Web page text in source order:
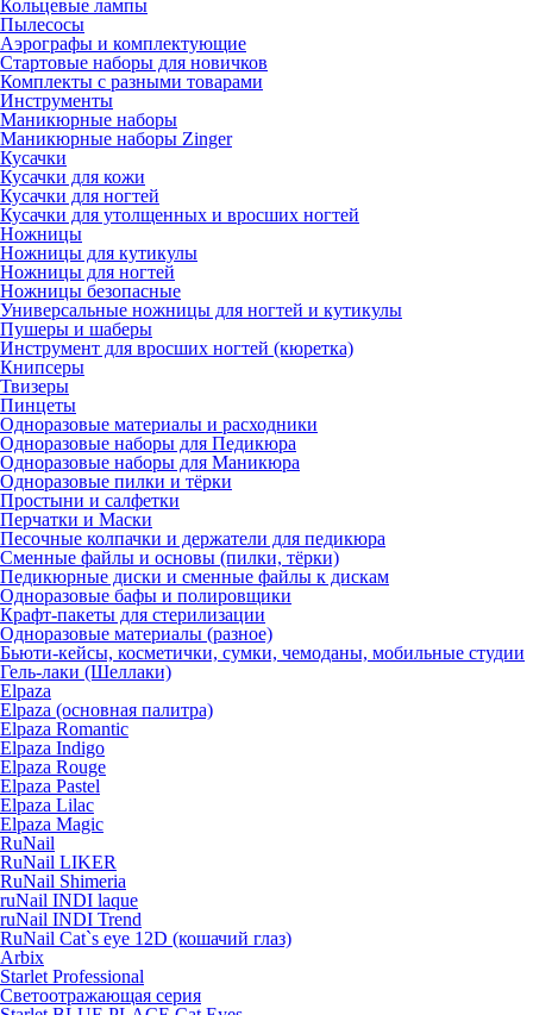
Кольцевые лампы
Пылесосы
Аэрографы и комплектующие
Стартовые наборы для новичков
Комплекты с разными товарами
Инструменты
Маникюрные наборы
Маникюрные наборы Zinger
Кусачки
Кусачки для кожи
Кусачки для ногтей
Кусачки для утолщенных и вросших ногтей
Ножницы
Ножницы для кутикулы
Ножницы для ногтей
Ножницы безопасные
Универсальные ножницы для ногтей и кутикулы
Пушеры и шаберы
Инструмент для вросших ногтей (кюретка)
Книпсеры
Твизеры
Пинцеты
Одноразовые материалы и расходники
Одноразовые наборы для Педикюра
Одноразовые наборы для Маникюра
Одноразовые пилки и тёрки
Простыни и салфетки
Перчатки и Маски
Песочные колпачки и держатели для педикюра
Cменные файлы и основы (пилки, тёрки)
Педикюрные диски и сменные файлы к дискам
Одноразовые бафы и полировщики
Крафт-пакеты для стерилизации
Одноразовые материалы (разное)
Бьюти-кейсы, косметички, сумки, чемоданы, мобильные студии
Гель-лаки (Шеллаки)
Elpaza
Elpaza (основная палитра)
Elpaza Romantic
Elpaza Indigo
Elpaza Rouge
Elpaza Pastel
Elpaza Lilac
Elpaza Magic
RuNail
RuNail LIKER
RuNail Shimeria
ruNail INDI laque
ruNail INDI Trend
RuNail Cat`s eye 12D (кошачий глаз)
Arbix
Starlet Professional
Светоотражающая серия